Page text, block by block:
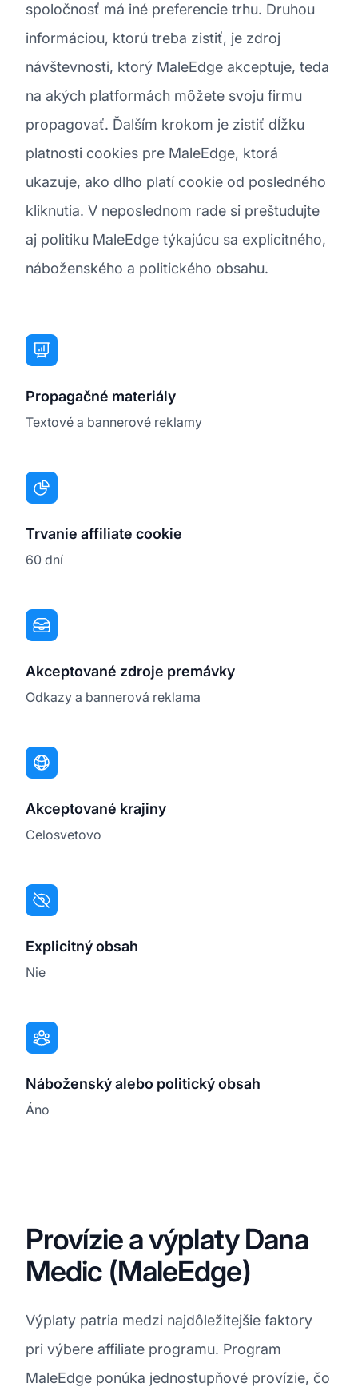
spoločnosť má iné preferencie trhu. Druhou
informáciou, ktorú treba zistiť, je zdroj
návštevnosti, ktorý MaleEdge akceptuje, teda
na akých platformách môžete svoju firmu
propagovať. Ďalším krokom je zistiť dĺžku
platnosti cookies pre MaleEdge, ktorá
ukazuje, ako dlho platí cookie od posledného
kliknutia. V neposlednom rade si preštudujte
aj politiku MaleEdge týkajúcu sa explicitného,
náboženského a politického obsahu.
Propagačné materiály
Textové a bannerové reklamy
Trvanie affiliate cookie
60 dní
Akceptované zdroje premávky
Odkazy a bannerová reklama
Akceptované krajiny
Celosvetovo
Explicitný obsah
Nie
Náboženský alebo politický obsah
Áno
Provízie a výplaty Dana
Medic (MaleEdge)
Výplaty patria medzi najdôležitejšie faktory
pri výbere affiliate programu. Program
MaleEdge ponúka jednostupňové provízie, čo